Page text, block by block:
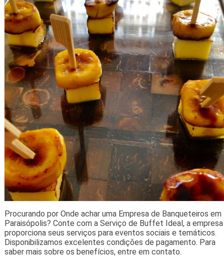
Procurando por Onde achar uma Empresa de Banqueteiros em
Paraisópolis? Conte com a Serviço de Buffet Ideal, a empresa
proporciona seus serviços para eventos sociais e temáticos.
Disponibilizamos excelentes condições de pagamento. Para
saber mais sobre os benefícios, entre em contato.